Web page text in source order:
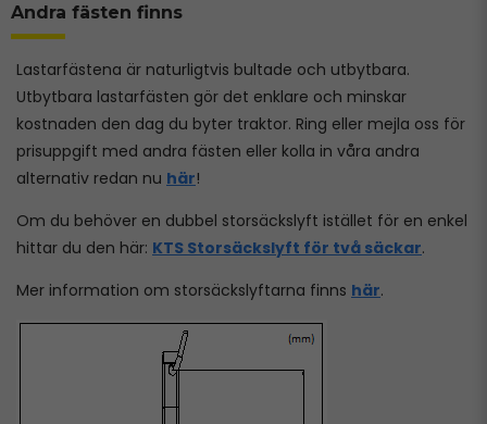
Andra fästen finns
Lastarfästena är naturligtvis bultade och utbytbara.
Utbytbara lastarfästen gör det enklare och minskar
kostnaden den dag du byter traktor. Ring eller mejla oss för
prisuppgift med andra fästen eller kolla in våra andra
alternativ redan nu här!
Om du behöver en dubbel storsäckslyft istället för en enkel
hittar du den här: KTS Storsäckslyft för två säckar.
Mer information om storsäckslyftarna finns här.